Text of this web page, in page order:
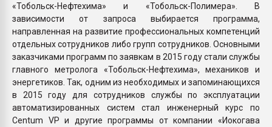
«Тобольск-Нефтехима» и «Тобольск-Полимера». В
зависимости от запроса выбирается программа,
направленная на развитие профессиональных компетенций
отдельных сотрудников либо групп сотрудников. Основными
заказчиками программ по заявкам в 2015 году стали службы
главного метролога «Тобольск-Нефтехима», механиков и
энергетиков. Так, одним из необходимых и запоминающихся
в 2015 году для сотрудников службы по эксплуатации
автоматизированных систем стал инженерный курс по
Centum VP и другие программы от компании «Иокогава